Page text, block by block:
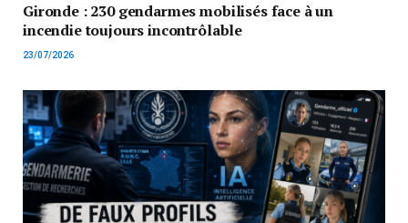
Gironde : 230 gendarmes mobilisés face à un
incendie toujours incontrôlable
23/07/2026